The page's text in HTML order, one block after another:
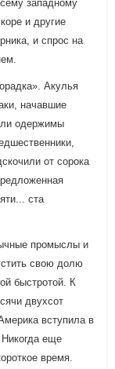
западному
и другие
и спрос на
Акулья
начавшие
одержимы
от сорока
ста
промыслы и
свою долю
быстротой. К
двухсот
вступила в
еще
время.